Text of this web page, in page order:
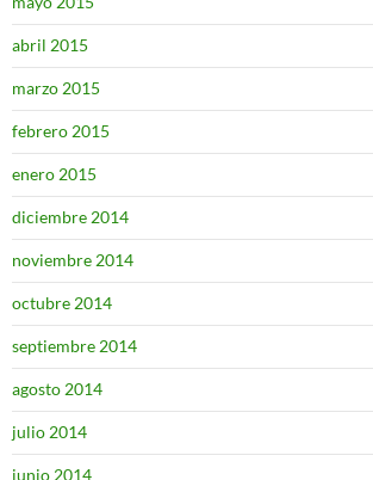
abril 2015
marzo 2015
febrero 2015
enero 2015
diciembre 2014
noviembre 2014
octubre 2014
septiembre 2014
agosto 2014
julio 2014
junio 2014